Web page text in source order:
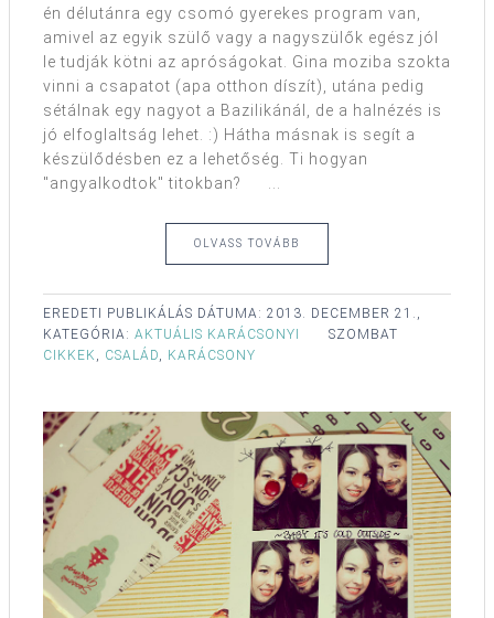
én délutánra egy csomó gyerekes program van,
amivel az egyik szülő vagy a nagyszülők egész jól
le tudják kötni az apróságokat. Gina moziba szokta
vinni a csapatot (apa otthon díszít), utána pedig
sétálnak egy nagyot a Bazilikánál, de a halnézés is
jó elfoglaltság lehet. :) Hátha másnak is segít a
készülődésben ez a lehetőség. Ti hogyan
"angyalkodtok" titokban? ...
OLVASS TOVÁBB
EREDETI PUBLIKÁLÁS DÁTUMA: 2013. DECEMBER 21.,
SZOMBAT
KATEGÓRIA: AKTUÁLIS KARÁCSONYI
CIKKEK , CSALÁD, KARÁCSONY